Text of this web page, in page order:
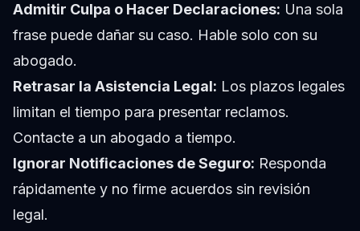
Admitir Culpa o Hacer Declaraciones: Una sola
frase puede dañar su caso. Hable solo con su
abogado.
Retrasar la Asistencia Legal: Los plazos legales
limitan el tiempo para presentar reclamos.
Contacte a un abogado a tiempo.
Ignorar Notificaciones de Seguro: Responda
rápidamente y no firme acuerdos sin revisión
legal.